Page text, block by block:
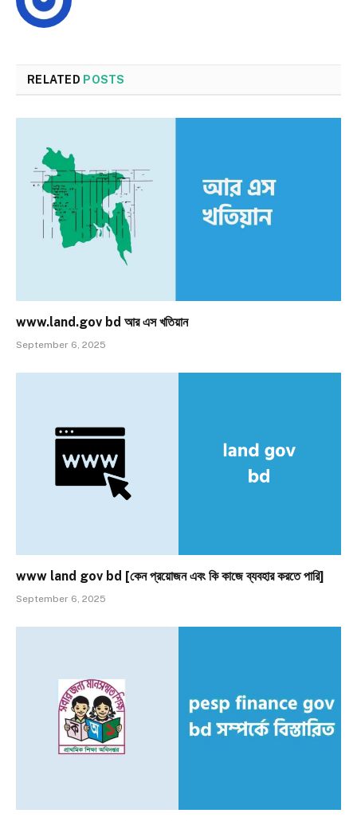
RELATED POSTS
www.land.gov bd আর এস খতিয়ান
September 6, 2025
www land gov bd [কেন প্রয়োজন এবং কি কাজে ব্যবহার করতে পারি]
September 6, 2025